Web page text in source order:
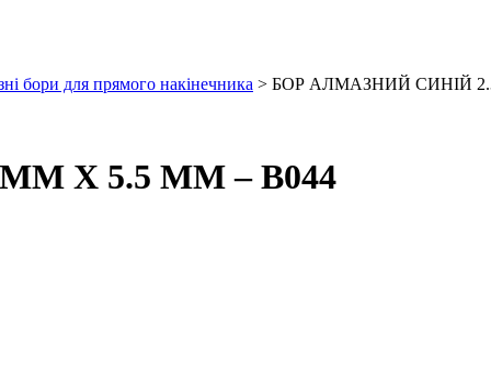
бори для прямого накінечника > БОР АЛМАЗНИЙ СИНІЙ
Х 5.5 ММ – B044